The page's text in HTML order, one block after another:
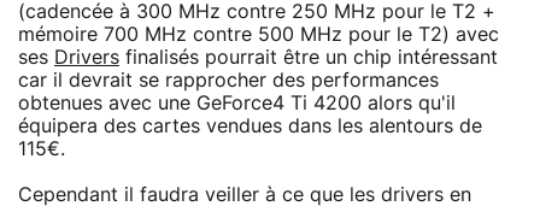
(cadencée à 300 MHz contre 250 MHz pour le T2 +
mémoire 700 MHz contre 500 MHz pour le T2) avec
ses Drivers finalisés pourrait être un chip intéressant
car il devrait se rapprocher des performances
obtenues avec une GeForce4 Ti 4200 alors qu'il
équipera des cartes vendues dans les alentours de
115€.
Cependant il faudra veiller à ce que les drivers en